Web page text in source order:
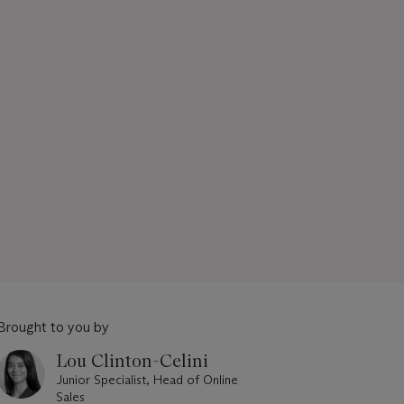
to you by
Lou Clinton-Celini
Junior Specialist, Head of Online
Sales